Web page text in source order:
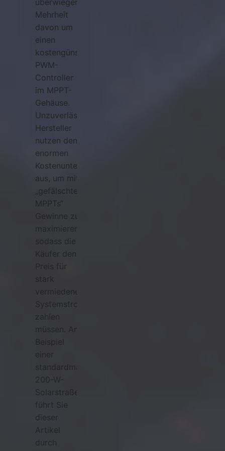
Mehrheit
davon um
einen
kostengünstigen
PWM-
Controller
im MPPT-
Gehäuse.
Unzuverlässige
Hersteller
nutzen den
enormen
Kostenunterschied
aus, um mit
„gefälschten
MPPTs“
Gewinne zu
maximieren,
sodass die
Käufer den
Preis für
stark
vermiedene
Systemstromerträge
zahlen
müssen. Am
Beispiel
einer
standardmäßigen
200-W-
Solarstraßenlaternenanlage
führt Sie
dieser
Artikel
durch